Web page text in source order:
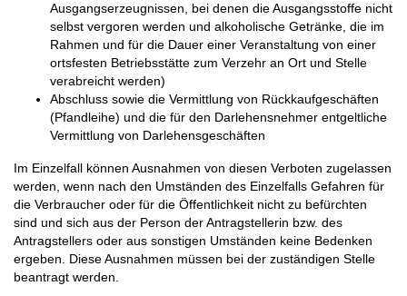
Ausgangserzeugnissen, bei denen die Ausgangsstoffe nicht
selbst vergoren werden und alkoholische Getränke, die im
Rahmen und für die Dauer einer Veranstaltung von einer
ortsfesten Betriebsstätte zum Verzehr an Ort und Stelle
verabreicht werden)
Abschluss sowie die Vermittlung von Rückkaufgeschäften
(Pfandleihe) und die für den Darlehensnehmer entgeltliche
Vermittlung von Darlehensgeschäften
Im Einzelfall können Ausnahmen von diesen Verboten zugelassen
werden, wenn nach den Umständen des Einzelfalls Gefahren für
die Verbraucher oder für die Öffentlichkeit nicht zu befürchten
sind und sich aus der Person der Antragstellerin bzw. des
Antragstellers oder aus sonstigen Umständen keine Bedenken
ergeben. Diese Ausnahmen müssen bei der zuständigen Stelle
beantragt werden.